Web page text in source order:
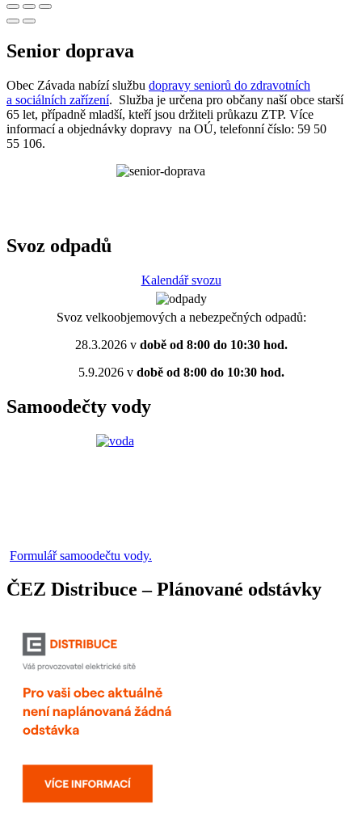
Senior doprava
Obec Závada nabízí službu dopravy seniorů do zdravotních
a sociálních zařízení. Služba je určena pro občany naší obce starší
65 let, případně mladší, kteří jsou držiteli průkazu ZTP. Více
informací a objednávky dopravy na OÚ, telefonní číslo: 59 50
55 106.
Svoz odpadů
Kalendář svozu
Svoz velkoobjemových a nebezpečných odpadů:
28.3.2026 vdobě od 8:00 do 10:30 hod.
5.9.2026 vdobě od 8:00 do 10:30 hod.
Samoodečty vody
Formulář samoodečtu vody.
ČEZ Distribuce – Plánované odstávky